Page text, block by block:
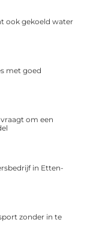
ook gekoeld water
met goed
om een
in Etten-
zonder in te